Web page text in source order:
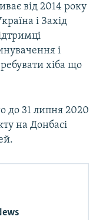
720p
1080p
від 2014 року
і Захід
і
хіба що
до 31 липня 2020
на Донбасі